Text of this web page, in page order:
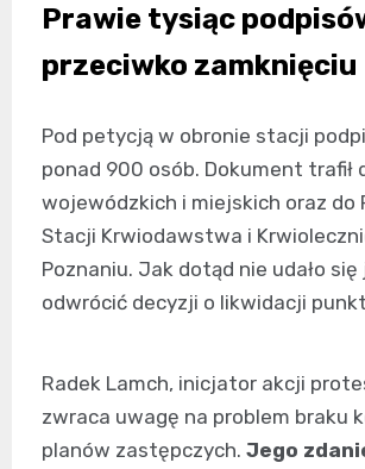
Prawie tysiąc
przeciwko zamknięciu
Pod petycją w obronie stacji
ponad 900 osób. Dokument trafił
wojewódzkich i miejskich oraz do
Stacji Krwiodawstwa i
Poznaniu. Jak dotąd nie udało się
odwrócić decyzji o likwidacji
Radek Lamch, inicjator akcji
zwraca uwagę na problem braku
planów zastępczych. Jego